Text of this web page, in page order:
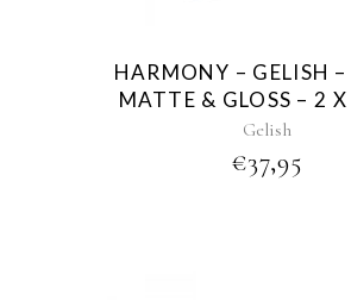
HARMONY – GELISH –
MATTE & GLOSS – 2
Gelish
€37,95